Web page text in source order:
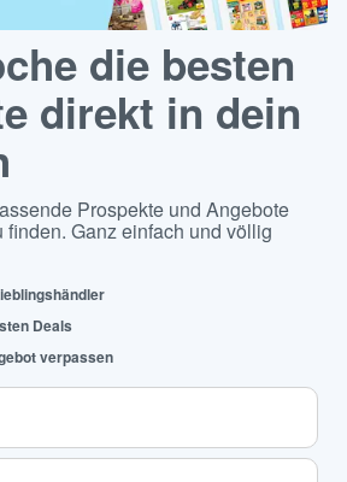
die besten
direkt in dein
Prospekte und Angebote
Ganz einfach und völlig
Deals
verpassen